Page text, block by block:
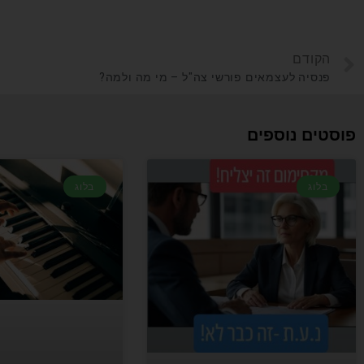
הקודם
פנסיה לעצמאים פורשי צה"ל – מי מה ולמה?
פוסטים נוספים
בלוג בלוג